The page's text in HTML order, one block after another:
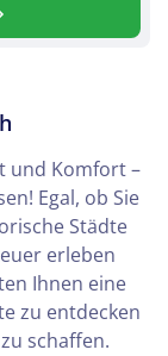
und Komfort –
Egal, ob Sie
Städte
erleben
Ihnen eine
zu entdecken
schaffen.